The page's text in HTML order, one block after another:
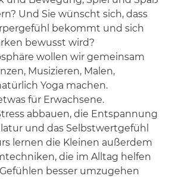
Und Sie wünscht sich, dass
bekommt und sich
bewusst wird?
wollen wir gemeinsam
Musizieren, Malen,
Yoga machen.
für Erwachsene.
abbauen, die Entspannung
und das Selbstwertgefühl
lernen die Kleinen außerdem
die im Alltag helfen
besser umzugehen